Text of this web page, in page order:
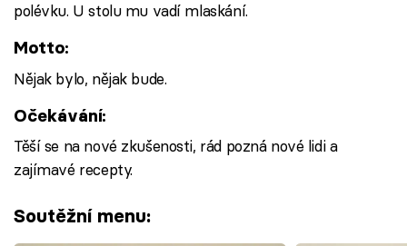
polévku. U stolu mu vadí mlaskání.
Motto:
Nějak bylo, nějak bude.
Očekávání:
Těší se na nové zkušenosti, rád pozná nové lidi a
zajímavé recepty.
Soutěžní menu: